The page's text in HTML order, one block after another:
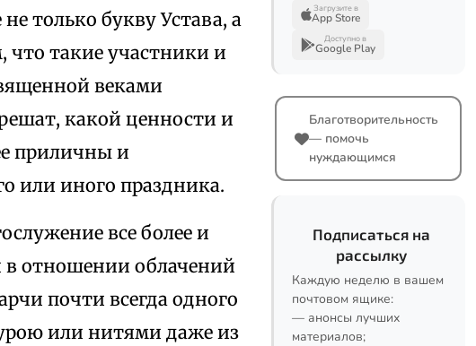
только букву Устава, а
что такие участники и
веками
какой ценности и
приличны и
или иного праздника.
все более и
отношении облачений
почти всегда одного
или нитями даже из
Загрузите в
App Store
Доступно в
Google Play
Благотворительность
— помочь
нуждающимся
Подписаться на
рассылку
Каждую неделю в вашем
почтовом ящике:
— анонсы лучших
материалов;